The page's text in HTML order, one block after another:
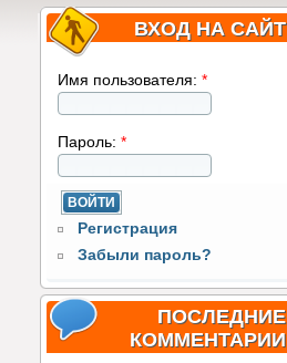
ВХОД НА САЙТ
Имя пользователя: *
Пароль: *
Регистрация
Забыли пароль?
ПОСЛЕДНИЕ
КОММЕНТАРИИ